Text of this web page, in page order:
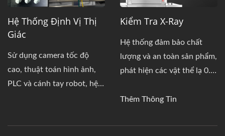
Hệ Thống Định Vị Thị
Giác
Sử dụng camera tốc độ
cao, thuật toán hình ảnh,
PLC và cánh tay robot, hệ
Kiểm Tra X-Ray
Hệ thống đảm bảo chất
lượng và an toàn sản phẩm,
phát hiện các vật thể lạ 0.4
quốc tế.
Thêm Thông Tin